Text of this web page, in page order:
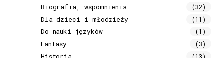
Biografia, wspomnienia (32)
Dla dzieci i młodzieży (11)
Do nauki języków (1)
Fantasy (3)
Historia (13)